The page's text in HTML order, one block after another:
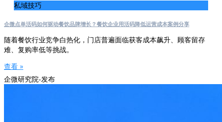
私域技巧
企微点单活码如何驱动餐饮品牌增长？餐饮企业用活码降低运营成本案例分享
随着餐饮行业竞争白热化，门店普遍面临获客成本飙升、顾客留存
难、复购率低等挑战。
查看 »
企微研究院-发布